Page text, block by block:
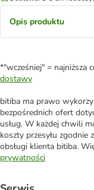
Opis produktu
*"wcześniej" = najniższa
dostawy
bitiba ma prawo
bezpośrednich ofert
usług. W każdej chwili
koszty przesyłu zgodnie
obsługi klienta bitiba.
prywatności